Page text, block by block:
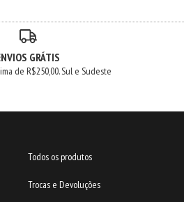
GRÁTIS
de R$250,00. Sul e Sudeste
Todos os produtos
Trocas e Devoluções